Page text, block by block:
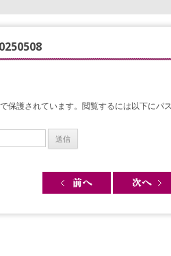
保護されています。閲覧するには以下にパ